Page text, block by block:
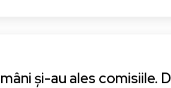
Umanist
Alianței
PPE -
și-au ales comisiile.